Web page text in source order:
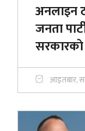
अनलाइन
जनता
सरकारकाे
आइतबार,